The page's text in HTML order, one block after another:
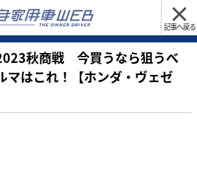
記事へ戻る
秋商戦 今買うなら狙うべ
マはこれ！【ホンダ・ヴェゼ